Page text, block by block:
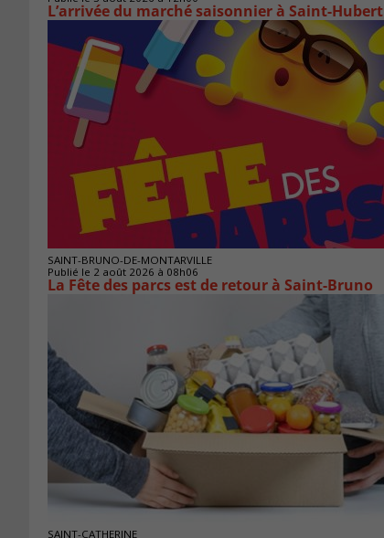
L’arrivée du marché saisonnier à Saint-Hubert
SAINT-BRUNO-DE-MONTARVILLE
Publié le 2 août 2026 à 08h06
La Fête des parcs est de retour à Saint-Bruno
SAINT-CATHERINE